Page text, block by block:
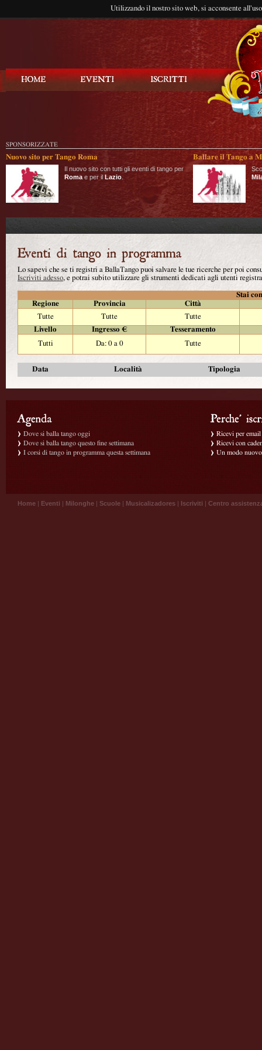
Utilizzando il nostro sito web, si acconsente
SPONSORIZZATE
Nuovo sito per Tango Roma
Il nuovo sito con tutti gli eventi di tango per
Roma e per il Lazio
Ballare il Tango a
Lo sapevi che se ti registri a BallaTango puoi salvare le tue ricerche per poi
Iscriviti adesso, e potrai subito utilizzare gli strumenti dedicati agli utenti
Stai
Regione
Provincia
Città
Tutte
Tutte
Tutte
Livello
Ingresso €
Tesseramento
Tutti
Da: 0 a 0 Tutte
Data Località Tipologia
Dove si balla tango oggi
Dove si balla tango questo fine settimana
I corsi di tango in programma questa settimana
Ricevi per
Ricevi con
Un modo
Home | Eventi | Milonghe | Scuole | Musicalizadores | Iscriviti | Centro